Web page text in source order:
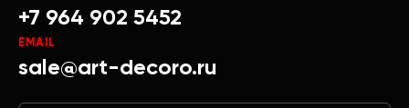
+7 964 902 5452
EMAIL
sale@art-decoro.ru